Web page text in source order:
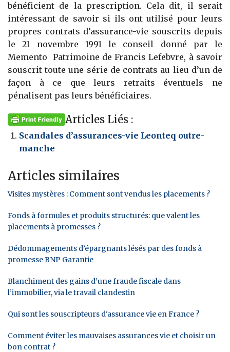
bénéficient de la prescription. Cela dit, il serait
intéressant de savoir si ils ont utilisé pour leurs
propres contrats d’assurance-vie souscrits depuis
le 21 novembre 1991 le conseil donné par le
Memento Patrimoine de Francis Lefebvre, à savoir
souscrit toute une série de contrats au lieu d’un de
façon à ce que leurs retraits éventuels ne
pénalisent pas leurs bénéficiaires.
Articles Liés :
Scandales d’assurances-vie Leonteq outre-
manche
Articles similaires
Visites mystères : Comment sont vendus les placements ?
Fonds à formules et produits structurés: que valent les
placements à promesses ?
Dédommagements d’épargnants lésés par des fonds à
promesse BNP Garantie
Blanchiment des gains d’une fraude fiscale dans
l’immobilier, via le travail clandestin
Qui sont les souscripteurs d'assurance vie en France ?
Comment éviter les mauvaises assurances vie et choisir un
bon contrat ?